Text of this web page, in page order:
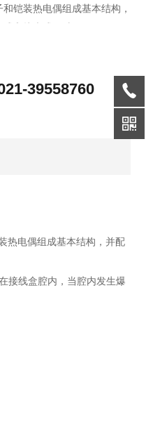
铠装热电偶组成基本结构，
和接壳式两种。
线盒腔内，当腔内发生爆
39558760
热电偶组成基本结构，并配
接线盒腔内，当腔内发生爆